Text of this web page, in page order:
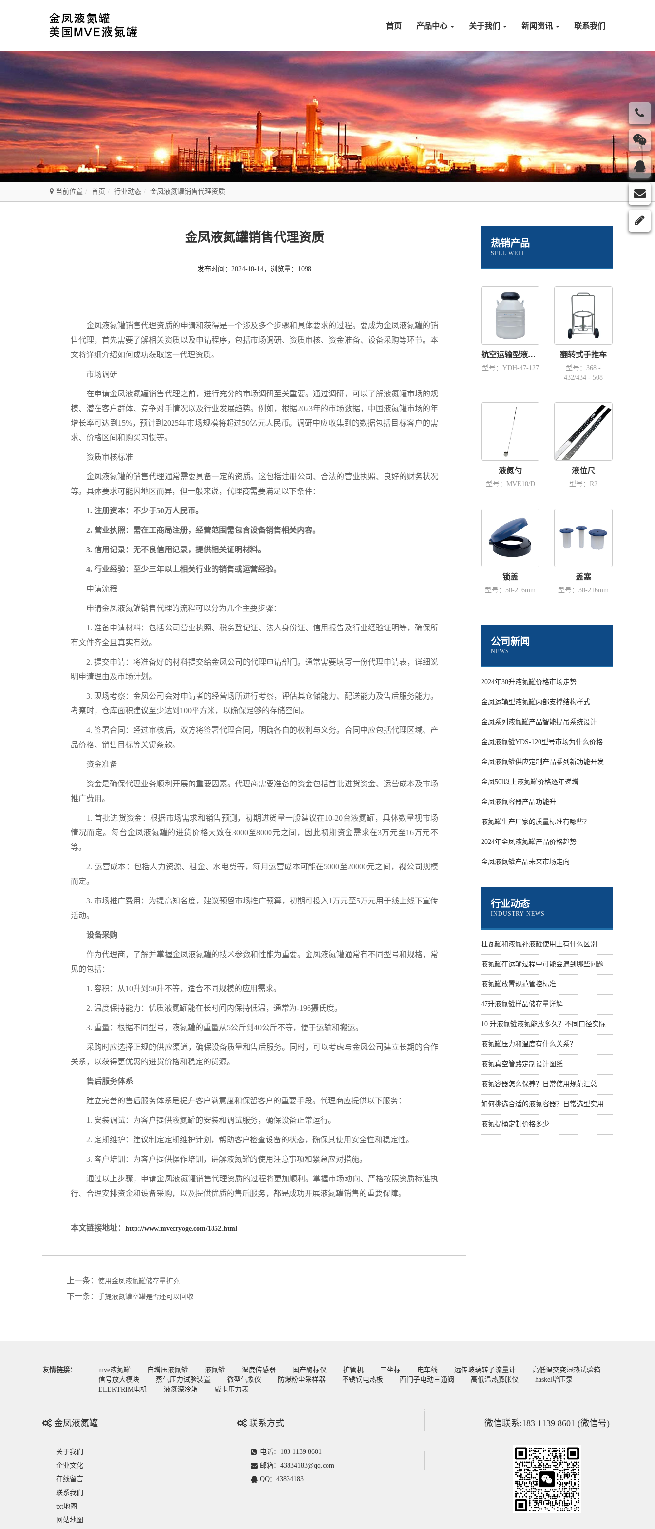
首页 产品中心 关于我们 新闻资讯 联系我们
当前位置 首页 行业动态 金凤液氮罐销售代理资质
金凤液氮罐销售代理资质
发布时间：2024-10-14，浏览量：1098
金凤液氮罐销售代理资质的申请和获得是一个涉及多个步骤和具体要求的过程。要成为金凤液氮罐的销
售代理，首先需要了解相关资质以及申请程序，包括市场调研、资质审核、资金准备、设备采购等环节。本
文将详细介绍如何成功获取这一代理资质。
市场调研
在申请金凤液氮罐销售代理之前，进行充分的市场调研至关重要。通过调研，可以了解液氮罐市场的规
模、潜在客户群体、竞争对手情况以及行业发展趋势。例如，根据2023年的市场数据，中国液氮罐市场的年
增长率可达到15%，预计到2025年市场规模将超过50亿元人民币。调研中应收集到的数据包括目标客户的需
求、价格区间和购买习惯等。
资质审核标准
金凤液氮罐的销售代理通常需要具备一定的资质。这包括注册公司、合法的营业执照、良好的财务状况
等。具体要求可能因地区而异，但一般来说，代理商需要满足以下条件：
1. 注册资本：不少于50万人民币。
2. 营业执照：需在工商局注册，经营范围需包含设备销售相关内容。
3. 信用记录：无不良信用记录，提供相关证明材料。
4. 行业经验：至少三年以上相关行业的销售或运营经验。
申请流程
申请金凤液氮罐销售代理的流程可以分为几个主要步骤：
1. 准备申请材料：包括公司营业执照、税务登记证、法人身份证、信用报告及行业经验证明等，确保所
有文件齐全且真实有效。
2. 提交申请：将准备好的材料提交给金凤公司的代理申请部门。通常需要填写一份代理申请表，详细说
明申请理由及市场计划。
3. 现场考察：金凤公司会对申请者的经营场所进行考察，评估其仓储能力、配送能力及售后服务能力。
考察时，仓库面积建议至少达到100平方米，以确保足够的存储空间。
4. 签署合同：经过审核后，双方将签署代理合同，明确各自的权利与义务。合同中应包括代理区域、产
品价格、销售目标等关键条款。
资金准备
资金是确保代理业务顺利开展的重要因素。代理商需要准备的资金包括首批进货资金、运营成本及市场
推广费用。
1. 首批进货资金：根据市场需求和销售预测，初期进货量一般建议在10-20台液氮罐，具体数量视市场
情况而定。每台金凤液氮罐的进货价格大致在3000至8000元之间，因此初期资金需求在3万元至16万元不
等。
2. 运营成本：包括人力资源、租金、水电费等，每月运营成本可能在5000至20000元之间，视公司规模
而定。
3. 市场推广费用：为提高知名度，建议预留市场推广预算，初期可投入1万元至5万元用于线上线下宣传
活动。
设备采购
作为代理商，了解并掌握金凤液氮罐的技术参数和性能为重要。金凤液氮罐通常有不同型号和规格，常
见的包括：
1. 容积：从10升到50升不等，适合不同规模的应用需求。
2. 温度保持能力：优质液氮罐能在长时间内保持低温，通常为-196摄氏度。
3. 重量：根据不同型号，液氮罐的重量从5公斤到40公斤不等，便于运输和搬运。
采购时应选择正规的供应渠道，确保设备质量和售后服务。同时，可以考虑与金凤公司建立长期的合作
关系，以获得更优惠的进货价格和稳定的货源。
售后服务体系
建立完善的售后服务体系是提升客户满意度和保留客户的重要手段。代理商应提供以下服务：
1. 安装调试：为客户提供液氮罐的安装和调试服务，确保设备正常运行。
2. 定期维护：建议制定定期维护计划，帮助客户检查设备的状态，确保其使用安全性和稳定性。
3. 客户培训：为客户提供操作培训，讲解液氮罐的使用注意事项和紧急应对措施。
通过以上步骤，申请金凤液氮罐销售代理资质的过程将更加顺利。掌握市场动向、严格按照资质标准执
行、合理安排资金和设备采购，以及提供优质的售后服务，都是成功开展液氮罐销售的重要保障。
本文链接地址： http://www.mvecryoge.com/1852.html
上一条： 使用金凤液氮罐储存量扩充
下一条： 手提液氮罐空罐是否还可以回收
热销产品
SELL WELL
航空运输型液氮容器YDH-47-127
型号：YDH-47-127
翻转式手推车
型号：368 -
432/434 - 508
液氮勺
型号：MVE10/D
液位尺
型号：R2
锁盖
型号：50-216mm
盖塞
型号：30-216mm
公司新闻
NEWS
2024年30升液氮罐价格市场走势
金凤运输型液氮罐内部支撑结构样式
金凤系列液氮罐产品智能提吊系统设计
金凤液氮罐YDS-120型号市场为什么价格性价比更高些
金凤液氮罐供应定制产品系列新功能开发设计
金凤50l以上液氮罐价格逐年递增
金凤液氮容器产品功能升
液氮罐生产厂家的质量标准有哪些？
2024年金凤液氮罐产品价格趋势
金凤液氮罐产品未来市场走向
行业动态
INDUSTRY NEWS
杜瓦罐和液氮补液罐使用上有什么区别
液氮罐在运输过程中可能会遇到哪些问题？怎么解决
液氮罐放置规范管控标准
47升液氮罐样品储存量详解
10 升液氮罐液氮能放多久？不同口径实际保存天数
液氮罐压力和温度有什么关系？
液氮真空管路定制设计图纸
液氮容器怎么保养？日常使用规范汇总
如何挑选合适的液氮容器？日常选型实用技巧
液氮提桶定制价格多少
友情链接： mve液氮罐 自增压液氮罐 液氮罐 湿度传感器 国产酶标仪 扩管机 三坐标 电车线 远传玻璃转子流量计
高低温交变湿热试验箱
信号放大模块
蒸气压力试验装置 微型气象仪 防爆粉尘采样器 不锈钢电热板 西门子电动三通阀 高低温热膨胀仪
haskel增压泵
ELEKTRIM电机
液氮深冷箱 威卡压力表
金凤液氮罐
关于我们
企业文化
在线留言
联系我们
txt地图
网站地图
联系方式
电话：183 1139 8601
邮箱：43834183@qq.com
QQ：43834183
微信联系:183 1139 8601 (微信号)